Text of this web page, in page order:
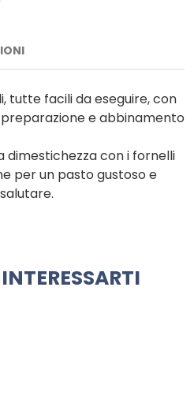
tutte facili da eseguire, con
e abbinamento
dimestichezza con i fornelli
per un pasto gustoso e